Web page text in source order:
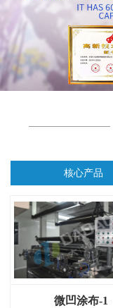
核心产品
微凹涂布-1